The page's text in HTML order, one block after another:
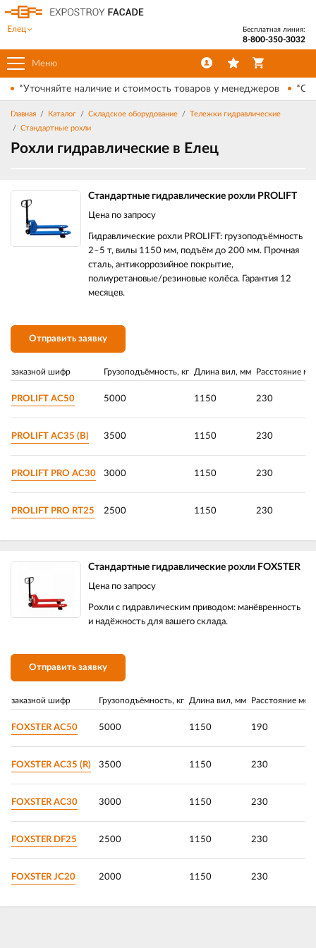
Меню
Елец Бесплатная линия:
8-800-350-3032
*Уточняйте наличие и стоимость товаров у менеджеров
Главная Каталог Складское оборудование
Тележки гидравлические
Стандартные рохли
Рохли гидравлические в Елец
Стандартные гидравлические рохли PROLIFT
Цена по запросу
Гидравлические рохли PROLIFT: грузоподъёмность
2–5 т, вилы 1150 мм, подъём до 200 мм. Прочная
сталь, антикоррозийное покрытие,
полиуретановые/резиновые колёса. Гарантия 12
месяцев.
Отправить заявку
заказной шифр Грузоподъёмность, кг Длина вил, мм Расстояние
PROLIFT AC50 5000 1150 230
PROLIFT AC35 (B) 3500 1150 230
PROLIFT PRO AC30 3000 1150 230
PROLIFT PRO RT25 2500 1150 230
Стандартные гидравлические рохли FOXSTER
Цена по запросу
Рохли с гидравлическим приводом: манёвренность
и надёжность для вашего склада.
Отправить заявку
заказной шифр Грузоподъёмность, кг Длина вил, мм Расстояние
FOXSTER AC50 5000 1150 190
FOXSTER AC35 (R) 3500 1150 230
FOXSTER AC30 3000 1150 230
FOXSTER DF25 2500 1150 230
FOXSTER JC20 2000 1150 230